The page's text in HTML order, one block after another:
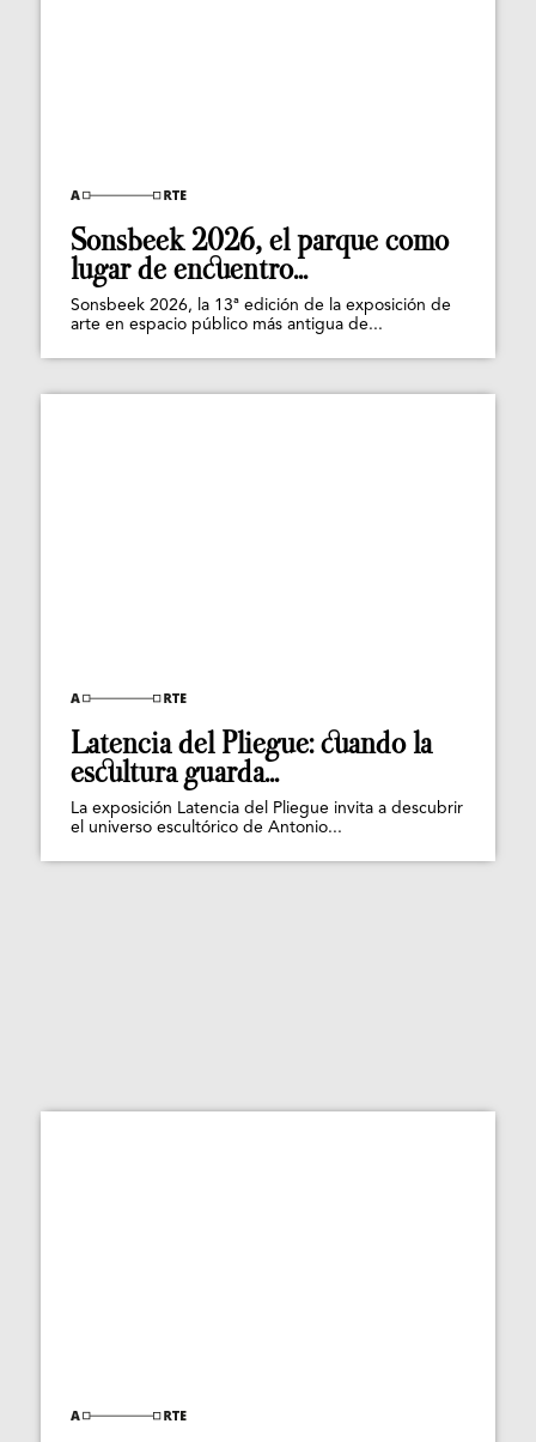
Sonsbeek 2026, el parque como
lugar de encuentro...
Sonsbeek 2026, la 13ª edición de la exposición de
arte en espacio público más antigua de...
Latencia del Pliegue: cuando la
escultura guarda...
La exposición Latencia del Pliegue invita a descubrir
el universo escultórico de Antonio...